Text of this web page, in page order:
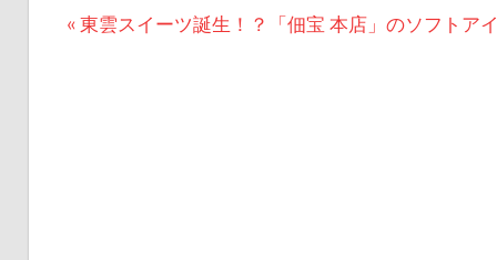
投
前
東雲スイーツ誕生！？「佃宝 本店」のソフトア